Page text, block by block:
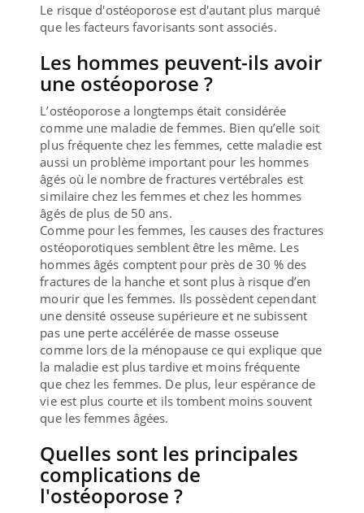
Le risque d'ostéoporose est d'autant plus marqué
que les facteurs favorisants sont associés.
Les hommes peuvent-ils avoir
une ostéoporose ?
L’ostéoporose a longtemps était considérée
comme une maladie de femmes. Bien qu’elle soit
plus fréquente chez les femmes, cette maladie est
aussi un problème important pour les hommes
âgés où le nombre de fractures vertébrales est
similaire chez les femmes et chez les hommes
âgés de plus de 50 ans.
Comme pour les femmes, les causes des fractures
ostéoporotiques semblent être les même. Les
hommes âgés comptent pour près de 30 % des
fractures de la hanche et sont plus à risque d’en
mourir que les femmes. Ils possèdent cependant
une densité osseuse supérieure et ne subissent
pas une perte accélérée de masse osseuse
comme lors de la ménopause ce qui explique que
la maladie est plus tardive et moins fréquente
que chez les femmes. De plus, leur espérance de
vie est plus courte et ils tombent moins souvent
que les femmes âgées.
Quelles sont les principales
complications de
l'ostéoporose ?